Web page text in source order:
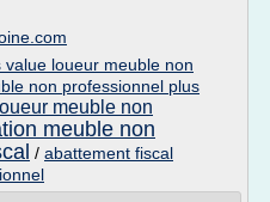
value loueur meuble non
non professionnel plus
meuble non
meuble non
/ abattement fiscal